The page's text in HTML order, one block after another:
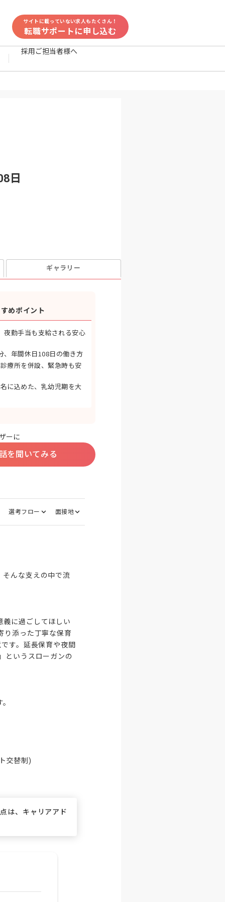
サイトに載っていない求人もたくさん！
転職サポートに申し込む
採用ご担当者様へ
日
ギャラリー
めポイント
夜勤手当も支給される安心
、年間休日108日の働き方
療所を併設、緊急時も安
に込めた、乳幼児期を大
ーに
を聞いてみる
選考フロー 面接地
そんな支えの中で流
義に過ごしてほしい
り添った丁寧な保育
す。延長保育や夜間
というスローガンの
交替制)
は、キャリアアド